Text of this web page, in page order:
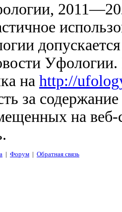
на http://
за
на
| Форум | Обратная связь